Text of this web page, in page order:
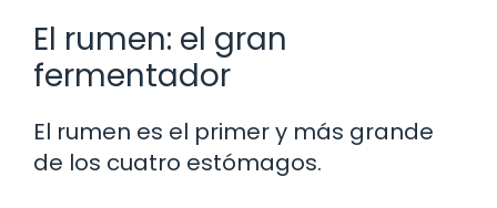
El rumen: el gran
fermentador
El rumen es el primer y más grande
de los cuatro estómagos.